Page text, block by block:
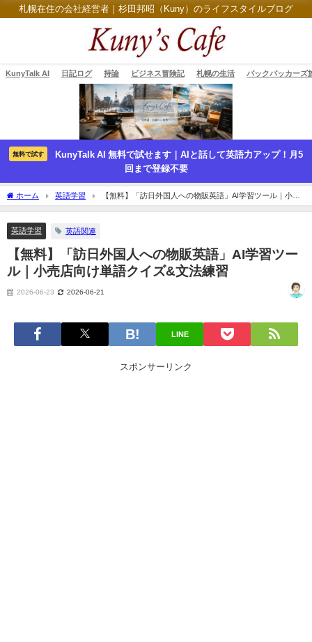
札幌在住の会社経営者｜杉田邦昭（Kuny）のライフスタイルブログ
KunyTalk AI 日記ログ 持論 ビジネス冒険記 札幌の生活 バックパッカーズ
無料で試す
KunyTalk AI 無料で試せます｜AIと話して英語力アップ！月5
回まで登録不要
ホーム 英語学習
【無料】「訪日外国人への物販英語」AI学習ツール｜小売
店向け単語クイズ&文法練習
英語学習 英語関連
【無料】「訪日外国人への物販英語」AI学習ツー
ル｜小売店向け単語クイズ&文法練習
2026-06-23 2026-06-21
LINE
スポンサーリンク